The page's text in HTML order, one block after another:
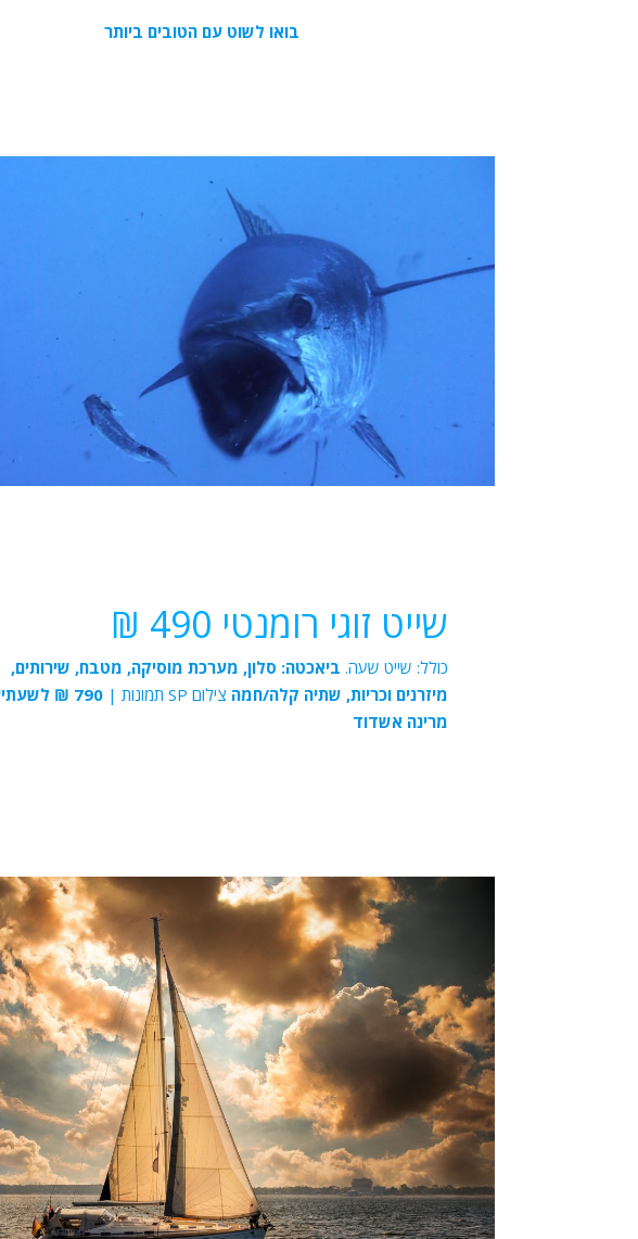
בואו לשוט עם הטובים ביותר
שייט זוגי רומנטי 490 ₪
כולל: שייט שעה. ביאכטה: סלון, מערכת מוסיקה, מטבח, שירותים,
מיזרנים וכריות, שתיה קלה/חמה צילום SP תמונות | 790 ₪ לשעתיים
מרינה אשדוד